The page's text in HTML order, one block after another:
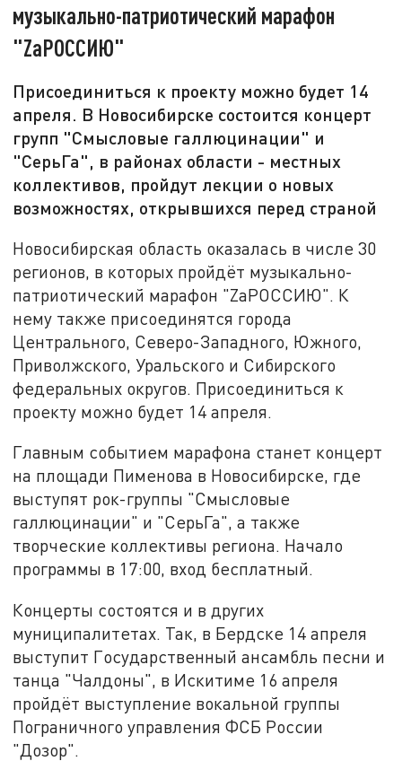
музыкально-патриотический марафон
"ZаРОССИЮ"
Присоединиться к проекту можно будет 14
апреля. В Новосибирске состоится концерт
групп "Смысловые галлюцинации" и
"СерьГа", в районах области - местных
коллективов, пройдут лекции о новых
возможностях, открывшихся перед страной
Новосибирская область оказалась в числе 30
регионов, в которых пройдёт музыкально-
патриотический марафон "ZаРОССИЮ". К
нему также присоединятся города
Центрального, Северо-Западного, Южного,
Приволжского, Уральского и Сибирского
федеральных округов. Присоединиться к
проекту можно будет 14 апреля.
Главным событием марафона станет концерт
на площади Пименова в Новосибирске, где
выступят рок-группы "Смысловые
галлюцинации" и "СерьГа", а также
творческие коллективы региона. Начало
программы в 17:00, вход бесплатный.
Концерты состоятся и в других
муниципалитетах. Так, в Бердске 14 апреля
выступит Государственный ансамбль песни и
танца "Чалдоны", в Искитиме 16 апреля
пройдёт выступление вокальной группы
Пограничного управления ФСБ России
"Дозор".